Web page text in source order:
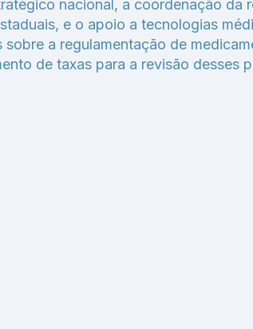
nacional, a coordenação da
e o apoio a tecnologias
sobre a regulamentação de
de taxas para a revisão desses